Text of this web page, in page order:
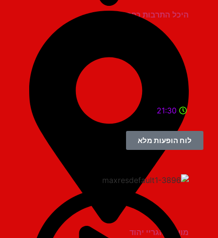
היכל התרבות כפר סבא
מועדון הגריי יהוד
21:30
לוח הופעות מלא